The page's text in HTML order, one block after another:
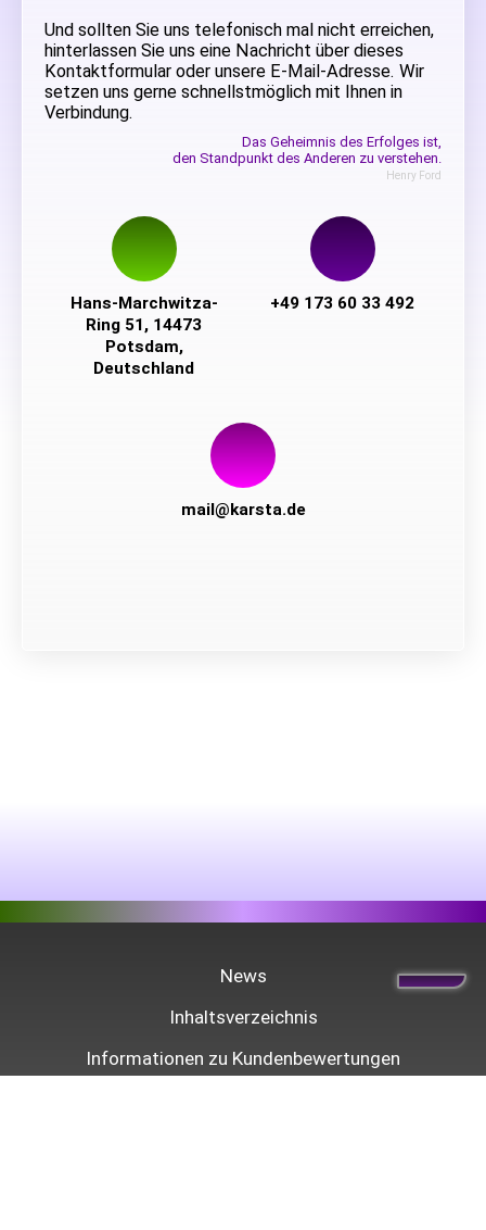
Und sollten Sie uns telefonisch mal nicht erreichen,
hinterlassen Sie uns eine Nachricht über dieses
Kontaktformular oder unsere E-Mail-Adresse. Wir
setzen uns gerne schnellstmöglich mit Ihnen in
Verbindung.
Das Geheimnis des Erfolges ist,
den Standpunkt des Anderen zu verstehen.
Henry Ford
Hans-Marchwitza-
Ring 51, 14473
Potsdam,
Deutschland
+49 173 60 33 492
mail@karsta.de
News
Inhaltsverzeichnis
Informationen zu Kundenbewertungen